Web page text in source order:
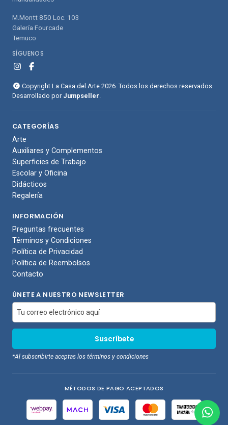
M.Montt 850 Loc. 103
Galería Fourcade
Temuco
SÍGUENOS
Copyright La Casa del Arte 2026. Todos los derechos reservados.
Desarrollado por Jumpseller
CATEGORÍAS
Arte
Auxiliares y Complementos
Superficies de Trabajo
Escolar y Oficina
Didácticos
Regalería
INFORMACIÓN
Preguntas frecuentes
Términos y Condiciones
Política de Privacidad
Política de Reembolsos
Contacto
ÚNETE A NUESTRO NEWSLETTER
*Al subscribirte aceptas los términos y condiciones
MÉTODOS DE PAGO ACEPTADOS